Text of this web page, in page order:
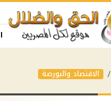
الاقتصاد والبورصة